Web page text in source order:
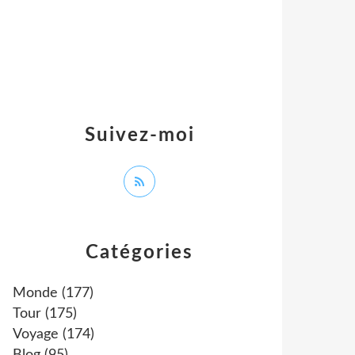
Catégories
Monde (177)
Tour (175)
Voyage (174)
Suivez-moi